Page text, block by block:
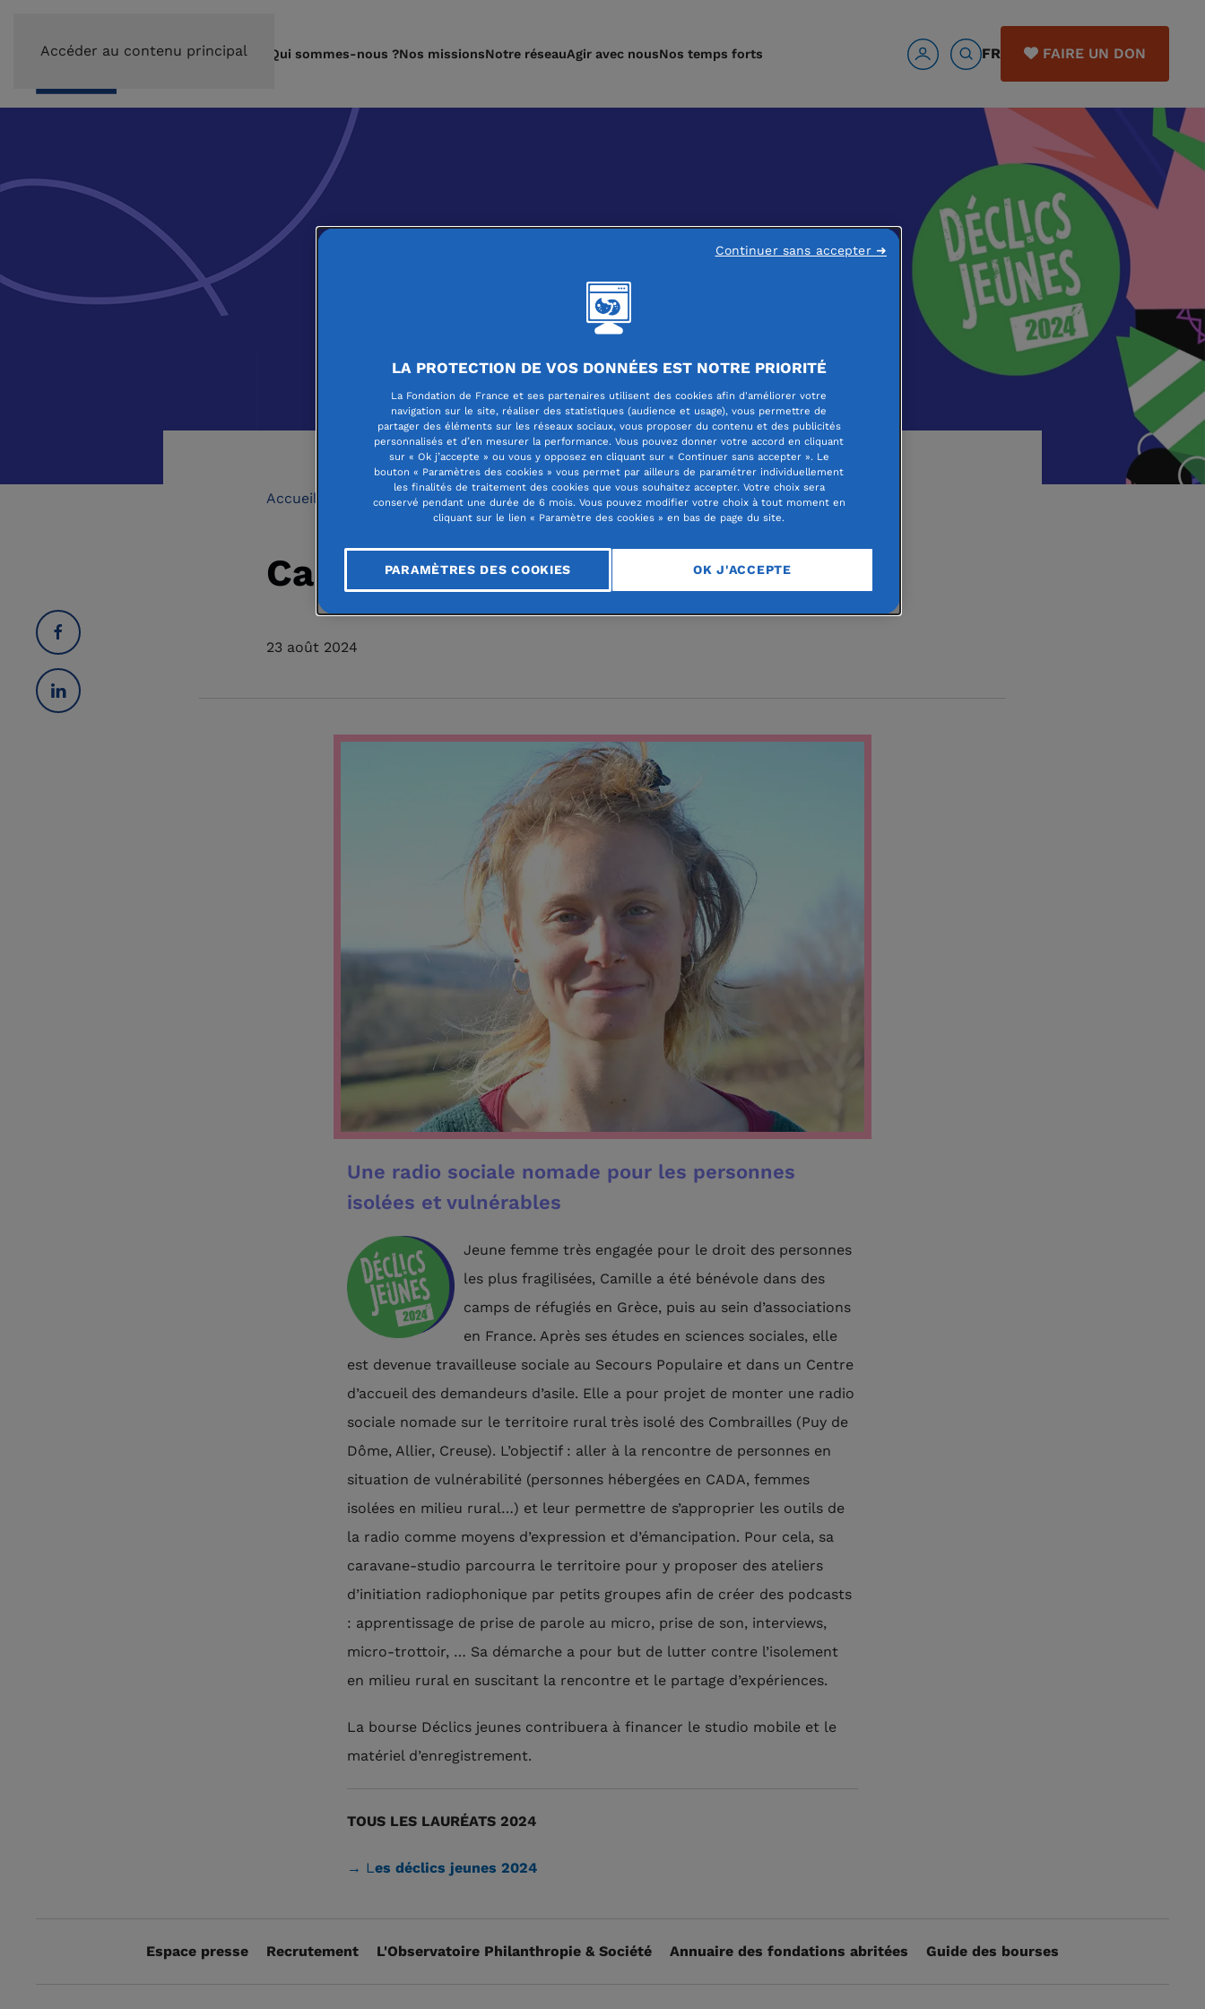
Accéder au contenu principal Qui sommes-nous ?Nos missionsNotre réseauAgir avec nousNos temps forts FR FAIRE UN DON
Accueil Bourses aux jeunes
Camille JEGO
23 août 2024
Une radio sociale nomade pour les personnes
isolées et vulnérables
Jeune femme très engagée pour le droit des personnes
les plus fragilisées, Camille a été bénévole dans des
camps de réfugiés en Grèce, puis au sein d’associations
en France. Après ses études en sciences sociales, elle
est devenue travailleuse sociale au Secours Populaire et dans un Centre
d’accueil des demandeurs d’asile. Elle a pour projet de monter une radio
sociale nomade sur le territoire rural très isolé des Combrailles (Puy de
Dôme, Allier, Creuse). L’objectif : aller à la rencontre de personnes en
situation de vulnérabilité (personnes hébergées en CADA, femmes
isolées en milieu rural…) et leur permettre de s’approprier les outils de
la radio comme moyens d’expression et d’émancipation. Pour cela, sa
caravane-studio parcourra le territoire pour y proposer des ateliers
d’initiation radiophonique par petits groupes afin de créer des podcasts
: apprentissage de prise de parole au micro, prise de son, interviews,
micro-trottoir, … Sa démarche a pour but de lutter contre l’isolement
en milieu rural en suscitant la rencontre et le partage d’expériences.
La bourse Déclics jeunes contribuera à financer le studio mobile et le
matériel d’enregistrement.
TOUS LES LAURÉATS 2024
→ Les déclics jeunes 2024
Espace presse Recrutement L'Observatoire Philanthropie & Société Annuaire des fondations abritées Guide des bourses
LA PROTECTION DE VOS DONNÉES EST NOTRE PRIORITÉ
La Fondation de France et ses partenaires utilisent des cookies afin d'améliorer votre
navigation sur le site, réaliser des statistiques (audience et usage), vous permettre de
partager des éléments sur les réseaux sociaux, vous proposer du contenu et des publicités
personnalisés et d’en mesurer la performance. Vous pouvez donner votre accord en cliquant
sur « Ok j’accepte » ou vous y opposez en cliquant sur « Continuer sans accepter ». Le
bouton « Paramètres des cookies » vous permet par ailleurs de paramétrer individuellement
les finalités de traitement des cookies que vous souhaitez accepter. Votre choix sera
conservé pendant une durée de 6 mois. Vous pouvez modifier votre choix à tout moment en
cliquant sur le lien « Paramètre des cookies » en bas de page du site.
PARAMÈTRES DES COOKIES OK J'ACCEPTE
Continuer sans accepter ➜